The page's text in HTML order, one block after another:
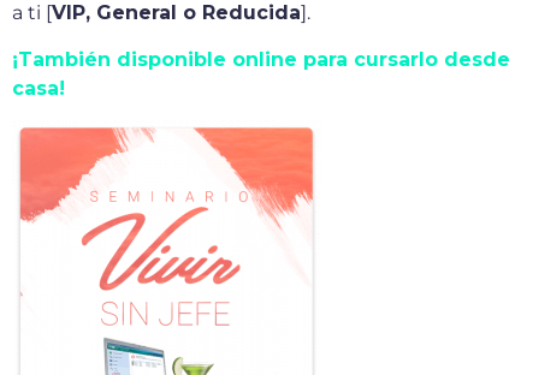
a ti [VIP, General o Reducida].
¡También disponible online para cursarlo desde
casa!